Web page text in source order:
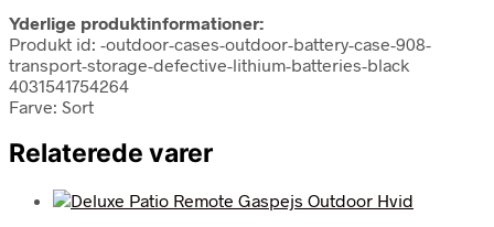
Yderlige produktinformationer:
Produkt id: -outdoor-cases-outdoor-battery-case-908-
transport-storage-defective-lithium-batteries-black
4031541754264
Farve: Sort
Relaterede varer